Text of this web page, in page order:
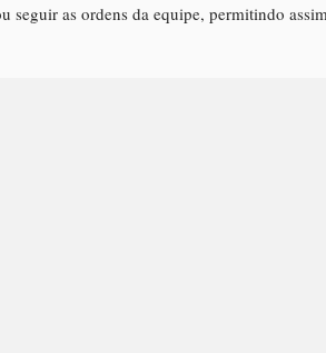
seguir as ordens da equipe, permitindo